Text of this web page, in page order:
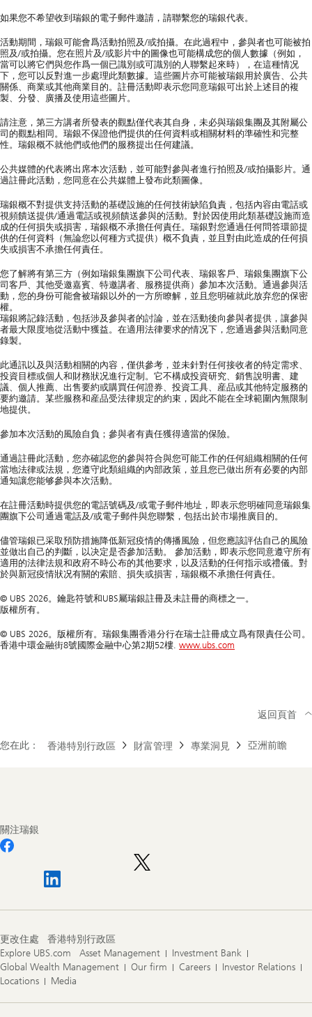
如果您不希望收到瑞銀的電子郵件邀請，請聯繫您的瑞銀代表。
活動期間，瑞銀可能會爲活動拍照及/或拍攝。在此過程中，參與者也可能被拍
照及/或拍攝。您在照片及/或影片中的圖像也可能構成您的個人數據（例如，
當可以將它們與您作爲一個已識別或可識別的人聯繫起來時），在這種情况
下，您可以反對進一步處理此類數據。這些圖片亦可能被瑞銀用於廣告、公共
關係、商業或其他商業目的。註冊活動即表示您同意瑞銀可出於上述目的複
製、分發、廣播及使用這些圖片。
請注意，第三方講者所發表的觀點僅代表其自身，未必與瑞銀集團及其附屬公
司的觀點相同。瑞銀不保證他們提供的任何資料或相關材料的準確性和完整
性。瑞銀概不就他們或他們的服務提出任何建議。
公共媒體的代表將出席本次活動，並可能對參與者進行拍照及/或拍攝影片。通
過註冊此活動，您同意在公共媒體上發布此類圖像。
瑞銀概不對提供支持活動的基礎設施的任何技術缺陷負責，包括內容由電話或
視頻饋送提供/通過電話或視頻饋送參與的活動。對於因使用此類基礎設施而造
成的任何損失或損害，瑞銀概不承擔任何責任。瑞銀對您通過任何問答環節提
供的任何資料（無論您以何種方式提供）概不負責，並且對由此造成的任何損
失或損害不承擔任何責任。
您了解將有第三方（例如瑞銀集團旗下公司代表、瑞銀客戶、瑞銀集團旗下公
司客戶、其他受邀嘉賓、特邀講者、服務提供商）參加本次活動。通過參與活
動，您的身份可能會被瑞銀以外的一方所瞭解，並且您明確就此放弃您的保密
權。
瑞銀將記錄活動，包括涉及參與者的討論，並在活動後向參與者提供，讓參與
者最大限度地從活動中獲益。在適用法律要求的情况下，您通過參與活動同意
錄製。
此通訊以及與活動相關的內容，僅供參考，並未針對任何接收者的特定需求、
投資目標或個人和財務狀况進行定制。它不構成投資研究、銷售說明書、建
議、個人推薦、出售要約或購買任何證券、投資工具、産品或其他特定服務的
要約邀請。某些服務和産品受法律規定的約束，因此不能在全球範圍內無限制
地提供。
參加本次活動的風險自負；參與者有責任獲得適當的保險。
通過註冊此活動，您亦確認您的參與符合與您可能工作的任何組織相關的任何
當地法律或法規，您遵守此類組織的內部政策，並且您已做出所有必要的內部
通知讓您能够參與本次活動。
在註冊活動時提供您的電話號碼及/或電子郵件地址，即表示您明確同意瑞銀集
團旗下公司通過電話及/或電子郵件與您聯繫，包括出於市場推廣目的。
儘管瑞銀已采取預防措施降低新冠疫情的傳播風險，但您應該評估自己的風險
並做出自己的判斷，以决定是否參加活動。 參加活動，即表示您同意遵守所有
適用的法律法規和政府不時公布的其他要求，以及活動的任何指示或禮儀。對
於與新冠疫情狀况有關的索賠、損失或損害，瑞銀概不承擔任何責任。
© UBS 2026。鑰匙符號和UBS屬瑞銀註冊及未註冊的商標之一。
版權所有。
© UBS 2026。版權所有。瑞銀集團香港分行在瑞士註冊成立爲有限責任公司。
香港中環金融街8號國際金融中心第2期52樓. www.ubs.com
您在此： 香港特別行政區 財富管理 專業洞見 亞洲前瞻
返回頁首
關注瑞銀
更改住處
香港特別行政區
Explore UBS.com
Asset Management
Investment Bank
Global Wealth Management
Our firm Careers
Investor Relations
Locations
Media